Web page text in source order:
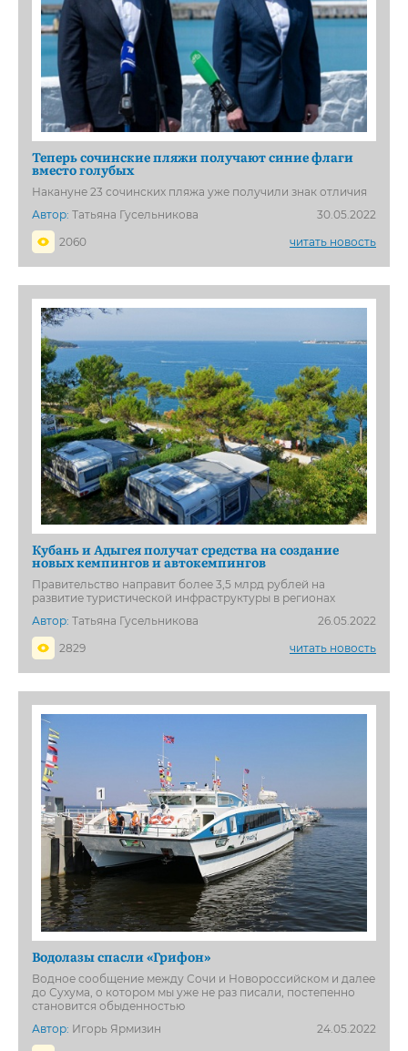
Теперь сочинские пляжи получают синие флаги
вместо голубых
Накануне 23 сочинских пляжа уже получили знак отличия
Автор: Татьяна Гусельникова
30.05.2022
2060
читать новость
Кубань и Адыгея получат средства на создание
новых кемпингов и автокемпингов
Правительство направит более 3,5 млрд рублей на
развитие туристической инфраструктуры в регионах
Автор: Татьяна Гусельникова
26.05.2022
2829
читать новость
Водолазы спасли «Грифон»
Водное сообщение между Сочи и Новороссийском и далее
до Сухума, о котором мы уже не раз писали, постепенно
становится обыденностью
Автор: Игорь Ярмизин
24.05.2022